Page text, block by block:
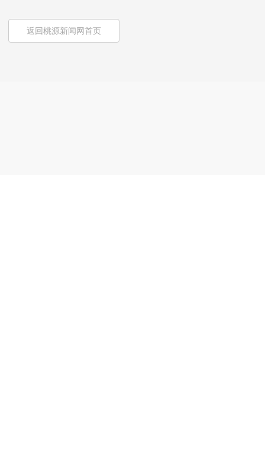
返回桃源新闻网首页